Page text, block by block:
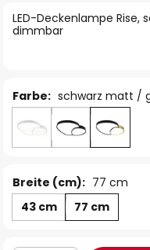
LED-Deckenlampe Rise,
dimmbar
Farbe: schwarz matt /
Breite (cm): 77 cm
43 cm
77 cm